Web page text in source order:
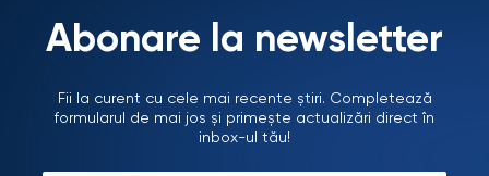
Abonare la newsletter
Fii la curent cu cele mai recente știri. Completează
formularul de mai jos și primește actualizări direct în
inbox-ul tău!